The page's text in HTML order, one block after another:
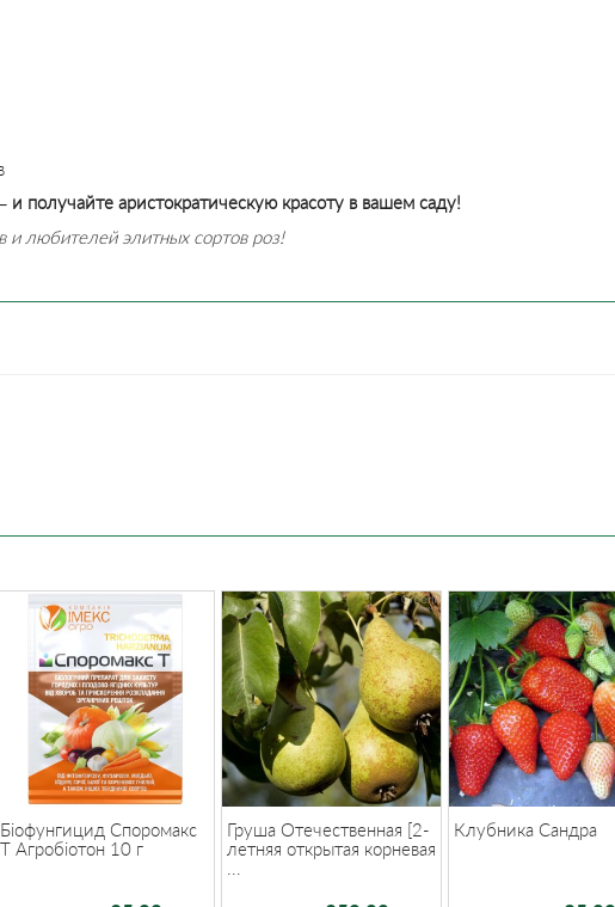
получайте аристократическую красоту в вашем саду!
любителей элитных сортов роз!
Біофунгицид Споромакс
Т Агробіотон 10 г
Груша Отечественная [2-
летняя открытая корневая
Клубника Сандра